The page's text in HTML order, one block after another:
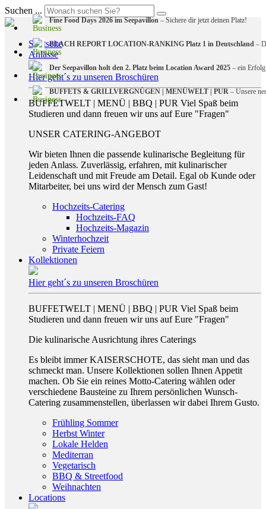
Fine Food Days 2026 im Seepavillon – Sichere dir jetzt deinen Platz!
BLACH REPORT LOCATION-RANKING Platz 1 in Deutschland –
Der Seepavillon holt den 2. Platz beim Location Award 2025 – ein Erfolg
BUFFETS & GRILLVERGNÜGEN | MENÜWELT | PUR – Unsere
Suchen ...
Startseite
Anlässe
Hier geht´s zu unseren Broschüren
BUFFETWELT | MENÜ | BBQ | PUR Viel Spaß beim
Studieren und dann freuen wir uns auf Eure "Fragen"
UNSER CATERING-ANGEBOT
Wir bieten Ihnen die passende kulinarische Begleitung für
jeden Anlass. Zuverlässig, erfahren, mit kulinarischer
Leidenschaft und mit Freude am Detail. Egal ob Kunde oder
Mitarbeiter, bei uns wird der Mensch zum Gast!
Hochzeits-Catering
Hochzeits-FAQ
Hochzeits-Magazin
Winterhochzeit
Private Feiern
Kollektionen
Hier geht´s zu unseren Broschüren
BUFFETWELT | MENÜ | BBQ | PUR Viel Spaß beim
Studieren und dann freuen wir uns auf Eure "Fragen"
Die kulinarische Ausrichtung ihres Caterings
Es bleibt immer KAISERSCHOTE, das sieht man und das
schmeckt man. Unsere Kollektionen sollen Ihnen Appetit
machen. Ob Sie ein reines Motto-Catering wählen oder
verschiedene Bausteine zu Ihrem persönlichen Wunsch-
Catering zusammenstellen, überlassen wir dabei Ihrem Gusto.
Frühling Sommer
Herbst Winter
Lokale Helden
Mediterran
Vegetarisch
BBQ & Streetfood
Weihnachten
Locations